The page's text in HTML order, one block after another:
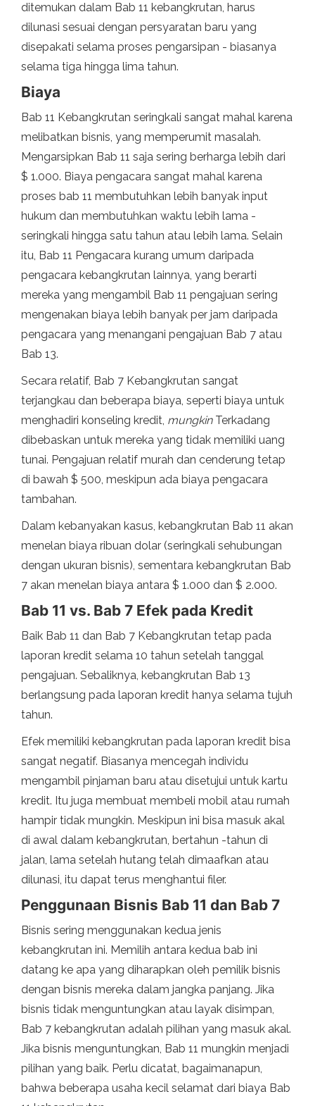
ditemukan dalam Bab 11 kebangkrutan, harus
dilunasi sesuai dengan persyaratan baru yang
disepakati selama proses pengarsipan - biasanya
selama tiga hingga lima tahun.
Biaya
Bab 11 Kebangkrutan seringkali sangat mahal karena
melibatkan bisnis, yang memperumit masalah.
Mengarsipkan Bab 11 saja sering berharga lebih dari
$ 1.000. Biaya pengacara sangat mahal karena
proses bab 11 membutuhkan lebih banyak input
hukum dan membutuhkan waktu lebih lama -
seringkali hingga satu tahun atau lebih lama. Selain
itu, Bab 11 Pengacara kurang umum daripada
pengacara kebangkrutan lainnya, yang berarti
mereka yang mengambil Bab 11 pengajuan sering
mengenakan biaya lebih banyak per jam daripada
pengacara yang menangani pengajuan Bab 7 atau
Bab 13.
Secara relatif, Bab 7 Kebangkrutan sangat
terjangkau dan beberapa biaya, seperti biaya untuk
menghadiri konseling kredit, mungkinTerkadang
dibebaskan untuk mereka yang tidak memiliki uang
tunai. Pengajuan relatif murah dan cenderung tetap
di bawah $ 500, meskipun ada biaya pengacara
tambahan.
Dalam kebanyakan kasus, kebangkrutan Bab 11 akan
menelan biaya ribuan dolar (seringkali sehubungan
dengan ukuran bisnis), sementara kebangkrutan Bab
7 akan menelan biaya antara $ 1.000 dan $ 2.000.
Bab 11 vs. Bab 7 Efek pada Kredit
Baik Bab 11 dan Bab 7 Kebangkrutan tetap pada
laporan kredit selama 10 tahun setelah tanggal
pengajuan. Sebaliknya, kebangkrutan Bab 13
berlangsung pada laporan kredit hanya selama tujuh
tahun.
Efek memiliki kebangkrutan pada laporan kredit bisa
sangat negatif. Biasanya mencegah individu
mengambil pinjaman baru atau disetujui untuk kartu
kredit. Itu juga membuat membeli mobil atau rumah
hampir tidak mungkin. Meskipun ini bisa masuk akal
di awal dalam kebangkrutan, bertahun -tahun di
jalan, lama setelah hutang telah dimaafkan atau
dilunasi, itu dapat terus menghantui filer.
Penggunaan Bisnis Bab 11 dan Bab 7
Bisnis sering menggunakan kedua jenis
kebangkrutan ini. Memilih antara kedua bab ini
datang ke apa yang diharapkan oleh pemilik bisnis
dengan bisnis mereka dalam jangka panjang. Jika
bisnis tidak menguntungkan atau layak disimpan,
Bab 7 kebangkrutan adalah pilihan yang masuk akal.
Jika bisnis menguntungkan, Bab 11 mungkin menjadi
pilihan yang baik. Perlu dicatat, bagaimanapun,
bahwa beberapa usaha kecil selamat dari biaya Bab